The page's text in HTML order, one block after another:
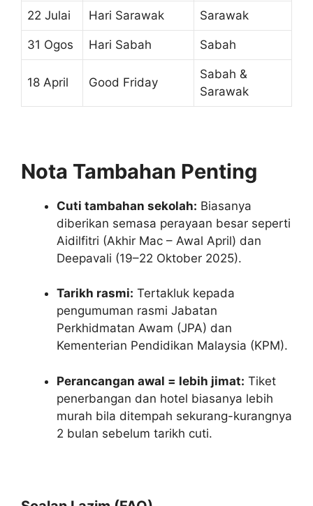
22 Julai Hari Sarawak Sarawak
31 Ogos Hari Sabah Sabah
18 April Good Friday
Sabah &
Sarawak
Nota Tambahan Penting
Cuti tambahan sekolah: Biasanya
diberikan semasa perayaan besar seperti
Aidilfitri (Akhir Mac – Awal April) dan
Deepavali (19–22 Oktober 2025).
Tarikh rasmi: Tertakluk kepada
pengumuman rasmi Jabatan
Perkhidmatan Awam (JPA) dan
Kementerian Pendidikan Malaysia (KPM).
Perancangan awal = lebih jimat: Tiket
penerbangan dan hotel biasanya lebih
murah bila ditempah sekurang-kurangnya
2 bulan sebelum tarikh cuti.